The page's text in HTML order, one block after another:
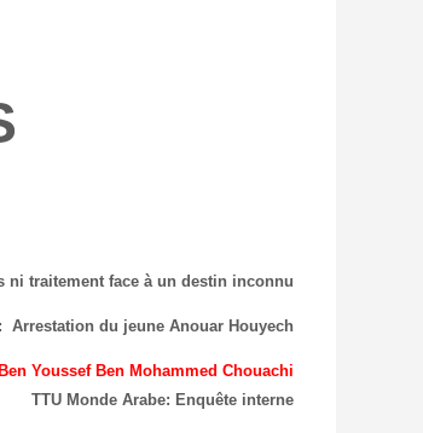
ni traitement face à un destin inconnu
Arrestation du jeune Anouar Houyech
Youssef Ben Mohammed Chouachi
TTU Monde Arabe: Enquête interne